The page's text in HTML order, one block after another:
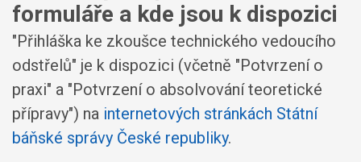
formuláře a kde jsou k dispozici
"Přihláška ke zkoušce technického vedoucího
odstřelů" je k dispozici (včetně "Potvrzení o
praxi" a "Potvrzení o absolvování teoretické
přípravy") na internetových stránkách Státní
báňské správy České republiky.